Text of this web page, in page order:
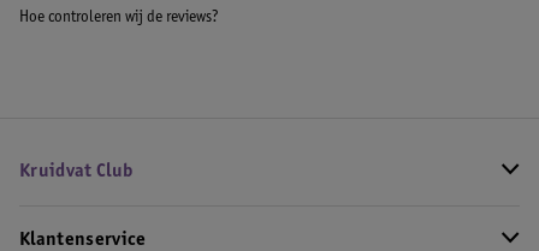
Hoe controleren wij de reviews?
Kruidvat Club
Klantenservice